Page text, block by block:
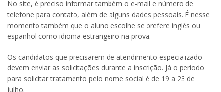
No site, é preciso informar também o e-mail e número de
telefone para contato, além de alguns dados pessoais. É nesse
momento também que o aluno escolhe se prefere inglês ou
espanhol como idioma estrangeiro na prova.
Os candidatos que precisarem de atendimento especializado
devem enviar as solicitações durante a inscrição. Já o período
para solicitar tratamento pelo nome social é de 19 a 23 de
julho.